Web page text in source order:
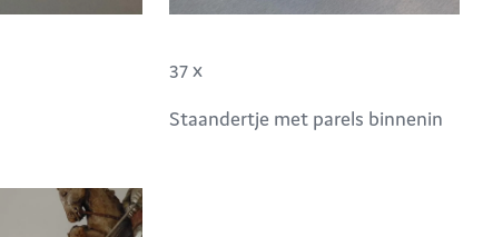
37 x
Staandertje met parels binnenin